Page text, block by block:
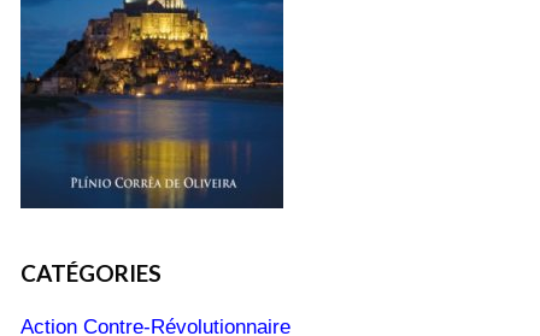
CATÉGORIES
Action Contre-Révolutionnaire